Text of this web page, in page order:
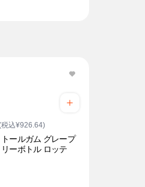
税込¥926.64)
ールガム グレープ
ーボトル ロッテ